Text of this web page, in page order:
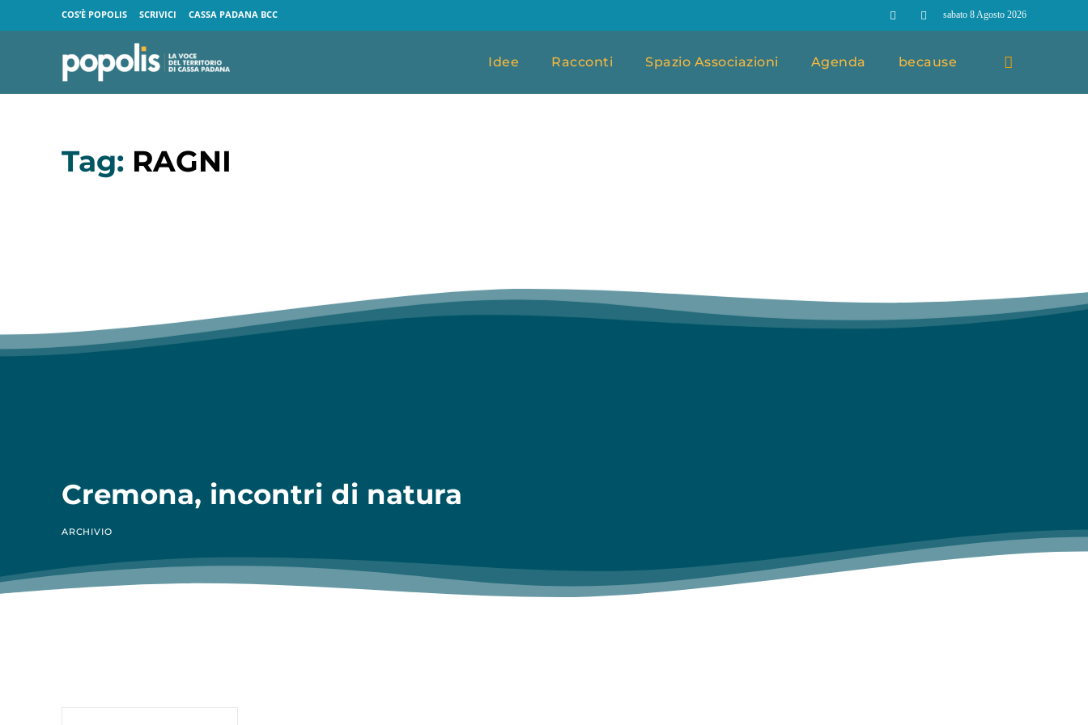
COS’È POPOLIS SCRIVICI CASSA PADANA BCC sabato 8 Agosto 2026
Idee Racconti Spazio Associazioni Agenda because
Tag: RAGNI
Cremona, incontri di natura
ARCHIVIO